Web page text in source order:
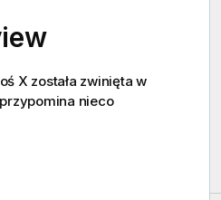
X została zwinięta w
nieco